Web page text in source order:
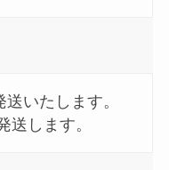
いたします。
送します。